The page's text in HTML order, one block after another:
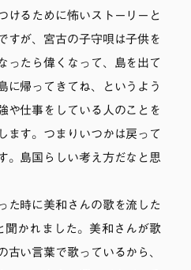
けるために怖いストーリーと
すが、宮古の子守唄は子供を
ったら偉くなって、島を出て
に帰ってきてね、というよう
や仕事をしている人のことを
ます。つまりいつかは戻って
。島国らしい考え方だなと思
た時に美和さんの歌を流した
聞かれました。美和さんが歌
古い言葉で歌っているから、